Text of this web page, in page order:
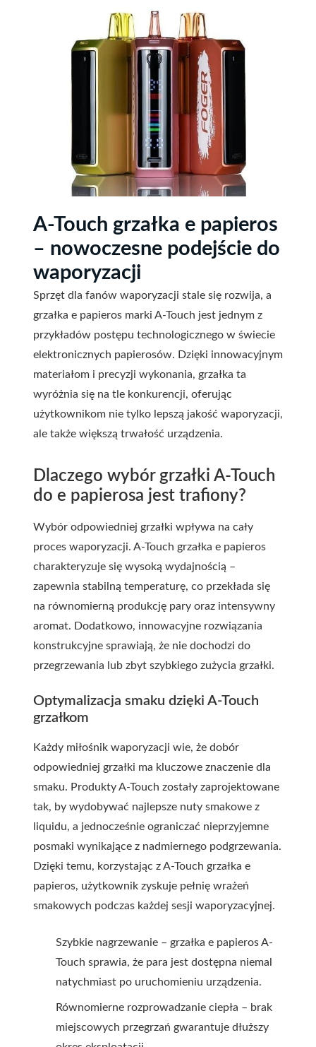
A-Touch grzałka e papieros
– nowoczesne podejście do
waporyzacji
Sprzęt dla fanów waporyzacji stale się rozwija, a
grzałka e papieros marki A-Touch jest jednym z
przykładów postępu technologicznego w świecie
elektronicznych papierosów. Dzięki innowacyjnym
materiałom i precyzji wykonania, grzałka ta
wyróżnia się na tle konkurencji, oferując
użytkownikom nie tylko lepszą jakość waporyzacji,
ale także większą trwałość urządzenia.
Dlaczego wybór grzałki A-Touch
do e papierosa jest trafiony?
Wybór odpowiedniej grzałki wpływa na cały
proces waporyzacji. A-Touch grzałka e papieros
charakteryzuje się wysoką wydajnością –
zapewnia stabilną temperaturę, co przekłada się
na równomierną produkcję pary oraz intensywny
aromat. Dodatkowo, innowacyjne rozwiązania
konstrukcyjne sprawiają, że nie dochodzi do
przegrzewania lub zbyt szybkiego zużycia grzałki.
Optymalizacja smaku dzięki A-Touch
grzałkom
Każdy miłośnik waporyzacji wie, że dobór
odpowiedniej grzałki ma kluczowe znaczenie dla
smaku. Produkty A-Touch zostały zaprojektowane
tak, by wydobywać najlepsze nuty smakowe z
liquidu, a jednocześnie ograniczać nieprzyjemne
posmaki wynikające z nadmiernego podgrzewania.
Dzięki temu, korzystając z A-Touch grzałka e
papieros, użytkownik zyskuje pełnię wrażeń
smakowych podczas każdej sesji waporyzacyjnej.
Szybkie nagrzewanie – grzałka e papieros A-
Touch sprawia, że para jest dostępna niemal
natychmiast po uruchomieniu urządzenia.
Równomierne rozprowadzanie ciepła – brak
miejscowych przegrzań gwarantuje dłuższy